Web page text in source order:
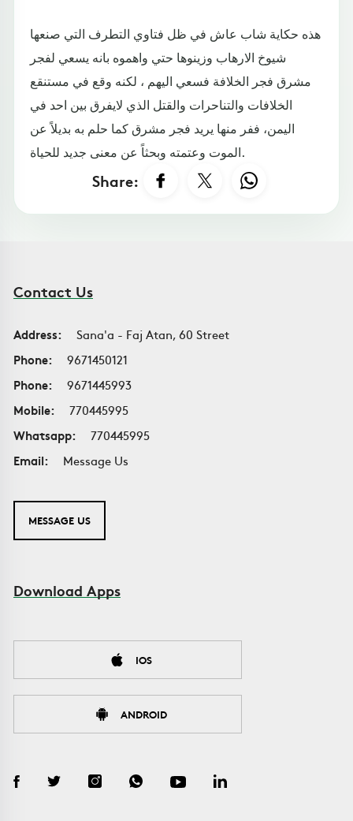
هذه حكاية شاب عاش في ظل فتاوي التطرف التي صنعها
شيوخ الارهاب وزينوها حتي واهموه بانه يسعي لفجر
مشرق فجر الخلافة فسعي اليهم ، لكنه وقع في مستنقع
الخلافات والتناحرات والقتل الذي لايفرق بين احد في
اليمن، ففر منها يريد فجر مشرق كما حلم به بديلاً عن
الموت وعتمته وبحثاً عن معنى جديد للحياة.
Share:
Contact Us
Address:
Sana'a - Faj Atan, 60 Street
Phone:
9671450121
Phone:
9671445993
Mobile:
770445995
Whatsapp:
770445995
Email:
Message Us
MESSAGE US
Download Apps
IOS
ANDROID